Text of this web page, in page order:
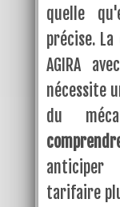
quelle
précise.
AGIRA
nécessite
du
tarifaire